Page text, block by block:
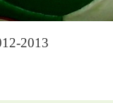
2013